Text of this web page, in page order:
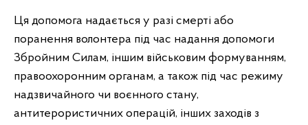
Ця допомога надається у разі смерті або
поранення волонтера під час надання допомоги
Збройним Силам, іншим військовим формуванням,
правоохоронним органам, а також під час режиму
надзвичайного чи воєнного стану,
антитерористичних операцій, інших заходів з